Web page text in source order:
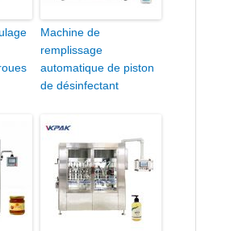
Machine de
remplissage
automatique de piston
de désinfectant